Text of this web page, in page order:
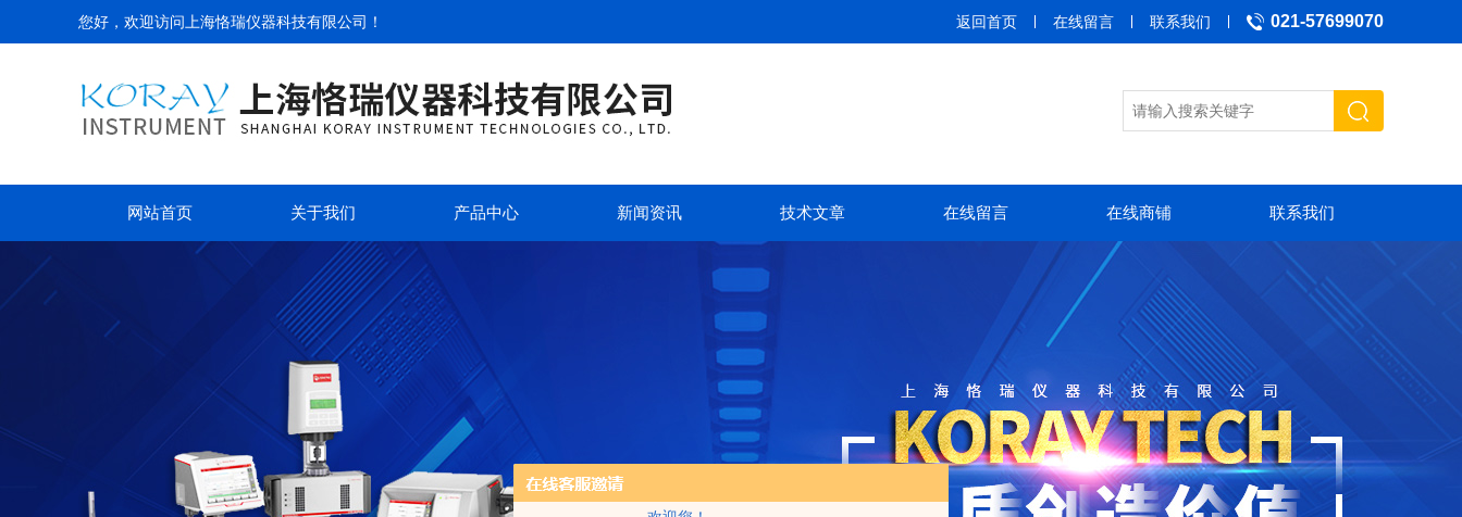
您好，欢迎访问 上海恪瑞仪器科技有限公司 ！ 021-57699070
返回首页 在线留言 联系我们
网站首页 关于我们 产品中心 新闻资讯 技术文章 在线留言 在线商铺 联系我们